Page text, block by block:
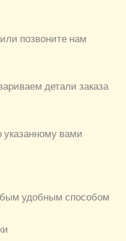
позвоните нам
детали заказа
вами
удобным способом